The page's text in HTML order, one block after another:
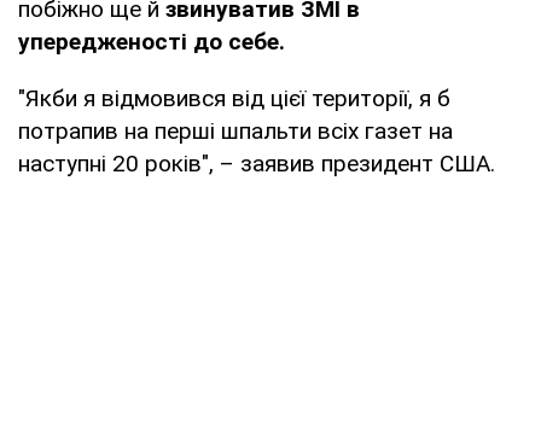
побіжно ще й звинуватив ЗМІ в
упередженості до себе.
"Якби я відмовився від цієї території, я б
потрапив на перші шпальти всіх газет на
наступні 20 років", – заявив президент США.